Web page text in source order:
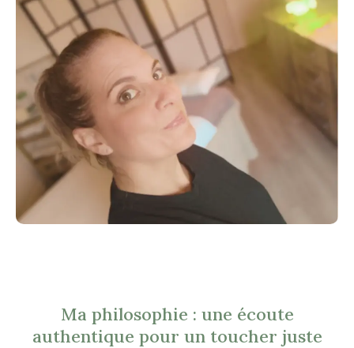
Ma philosophie : une écoute
authentique pour un toucher juste